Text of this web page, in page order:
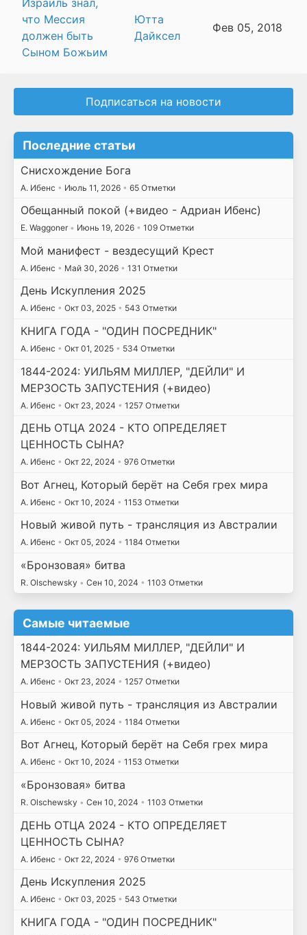
Израиль знал,
что Мессия
должен быть
Сыном Божьим
Ютта
Дайксел
Фев 05, 2018
Подписаться на новости
Последние статьи
Снисхождение Бога
А. Ибенс • Июль 11, 2026 • 65 Отметки
Обещанный покой (+видео - Адриан Ибенс)
E. Waggoner • Июнь 19, 2026 • 109 Отметки
Мой манифест - вездесущий Крест
А. Ибенс • Май 30, 2026 • 131 Отметки
День Искупления 2025
А. Ибенс • Окт 03, 2025 • 543 Отметки
КНИГА ГОДА - "ОДИН ПОСРЕДНИК"
А. Ибенс • Окт 01, 2025 • 534 Отметки
1844-2024: УИЛЬЯМ МИЛЛЕР, "ДЕЙЛИ" И
МЕРЗОСТЬ ЗАПУСТЕНИЯ (+видео)
А. Ибенс • Окт 23, 2024 • 1257 Отметки
ДЕНЬ ОТЦА 2024 - КТО ОПРЕДЕЛЯЕТ
ЦЕННОСТЬ СЫНА?
А. Ибенс • Окт 22, 2024 • 976 Отметки
Вот Агнец, Который берёт на Себя грех мира
А. Ибенс • Окт 10, 2024 • 1153 Отметки
Новый живой путь - трансляция из Австралии
А. Ибенс • Окт 05, 2024 • 1184 Отметки
«Бронзовая» битва
R. Olschewsky • Сен 10, 2024 • 1103 Отметки
Самые читаемые
1844-2024: УИЛЬЯМ МИЛЛЕР, "ДЕЙЛИ" И
МЕРЗОСТЬ ЗАПУСТЕНИЯ (+видео)
А. Ибенс • Окт 23, 2024 • 1257 Отметки
Новый живой путь - трансляция из Австралии
А. Ибенс • Окт 05, 2024 • 1184 Отметки
Вот Агнец, Который берёт на Себя грех мира
А. Ибенс • Окт 10, 2024 • 1153 Отметки
«Бронзовая» битва
R. Olschewsky • Сен 10, 2024 • 1103 Отметки
ДЕНЬ ОТЦА 2024 - КТО ОПРЕДЕЛЯЕТ
ЦЕННОСТЬ СЫНА?
А. Ибенс • Окт 22, 2024 • 976 Отметки
День Искупления 2025
А. Ибенс • Окт 03, 2025 • 543 Отметки
КНИГА ГОДА - "ОДИН ПОСРЕДНИК"